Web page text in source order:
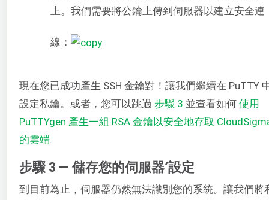
上。我們需要將公鑰上傳到伺服器以建立安全連
線：
現在您已成功產生 SSH 金鑰對！讓我們繼續在 PuTTY
設定私鑰。或者，您可以跳過 步驟 3 並查看如何 使用
PuTTYgen 產生一組 RSA 金鑰以安全地存取
的雲端.
步驟 3 — 儲存您的伺服器’設定
到目前為止，伺服器仍然無法識別您的系統。讓我們將